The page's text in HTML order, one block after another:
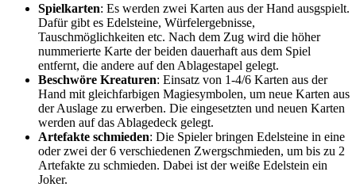
Spielkarten: Es werden zwei Karten aus der Hand ausgspielt.
Dafür gibt es Edelsteine, Würfelergebnisse,
Tauschmöglichkeiten etc. Nach dem Zug wird die höher
nummerierte Karte der beiden dauerhaft aus dem Spiel
entfernt, die andere auf den Ablagestapel gelegt.
Beschwöre Kreaturen: Einsatz von 1-4/6 Karten aus der
Hand mit gleichfarbigen Magiesymbolen, um neue Karten aus
der Auslage zu erwerben. Die eingesetzten und neuen Karten
werden auf das Ablagedeck gelegt.
Artefakte schmieden: Die Spieler bringen Edelsteine in eine
oder zwei der 6 verschiedenen Zwergschmieden, um bis zu 2
Artefakte zu schmieden. Dabei ist der weiße Edelstein ein
Joker.